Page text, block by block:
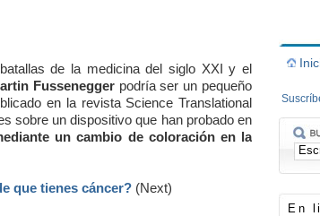
de la medicina del siglo XXI y el
Fussenegger podría ser un pequeño
en la revista Science Translational
sobre un dispositivo que han probado en
un cambio de coloración en la
que tienes cáncer? (Next)
En